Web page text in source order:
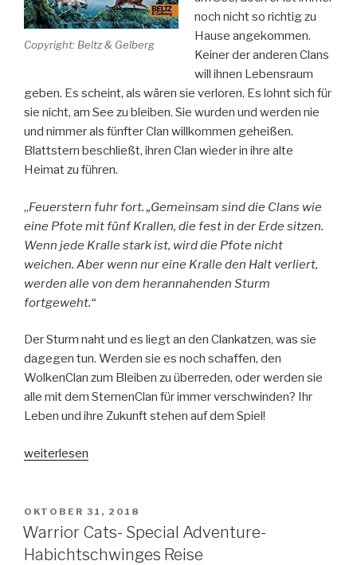
Copyright: Beltz & Gelberg
noch nicht so richtig zu
Hause angekommen.
Keiner der anderen Clans
will ihnen Lebensraum
geben. Es scheint, als wären sie verloren. Es lohnt sich für
sie nicht, am See zu bleiben. Sie wurden und werden nie
und nimmer als fünfter Clan willkommen geheißen.
Blattstern beschließt, ihren Clan wieder in ihre alte
Heimat zu führen.
„Feuerstern fuhr fort. „Gemeinsam sind die Clans wie
eine Pfote mit fünf Krallen, die fest in der Erde sitzen.
Wenn jede Kralle stark ist, wird die Pfote nicht
weichen. Aber wenn nur eine Kralle den Halt verliert,
werden alle von dem herannahenden Sturm
fortgeweht.“
Der Sturm naht und es liegt an den Clankatzen, was sie
dagegen tun. Werden sie es noch schaffen, den
WolkenClan zum Bleiben zu überreden, oder werden sie
alle mit dem SternenClan für immer verschwinden? Ihr
Leben und ihre Zukunft stehen auf dem Spiel!
„Warrior
Vision
von
Schatten-
weiterlesen
VERÖFFENTLICHT
AM
OKTOBER 31, 2018
Warrior Cats- Special Adventure-
Habichtschwinges Reise